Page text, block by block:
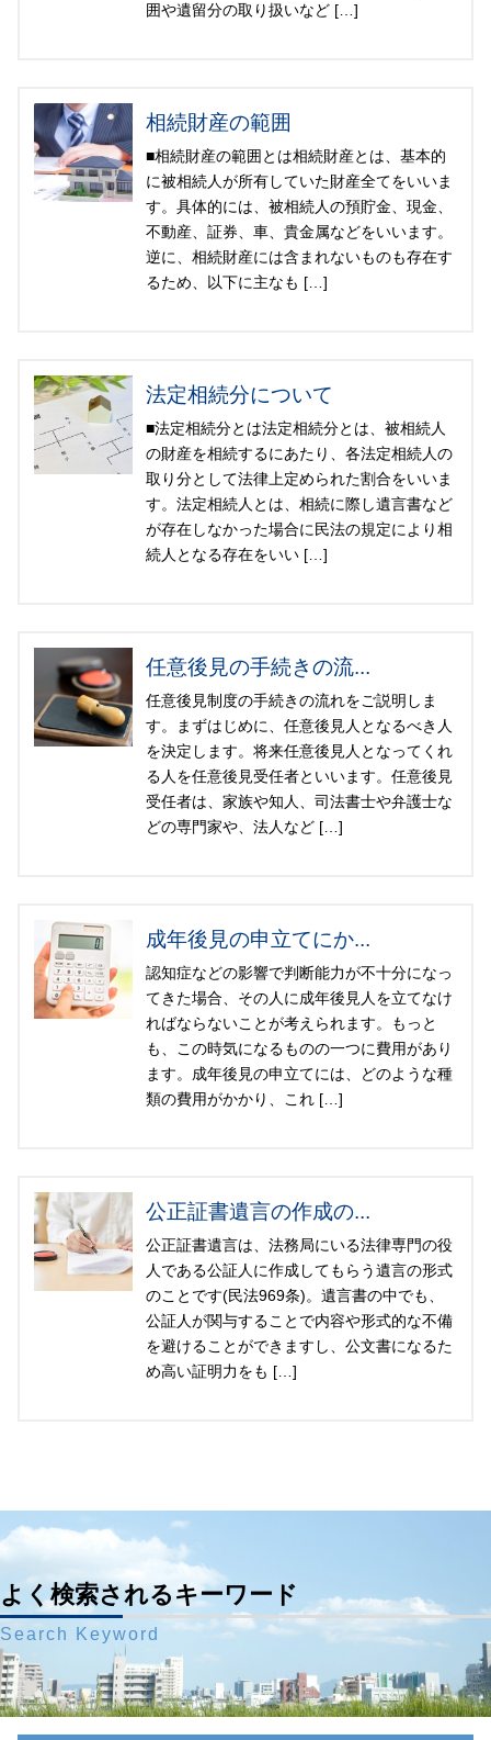
囲や遺留分の取り扱いなど […]
相続財産の範囲
■相続財産の範囲とは相続財産とは、基本的
に被相続人が所有していた財産全てをいいま
す。具体的には、被相続人の預貯金、現金、
不動産、証券、車、貴金属などをいいます。
逆に、相続財産には含まれないものも存在す
るため、以下に主なも […]
法定相続分について
■法定相続分とは法定相続分とは、被相続人
の財産を相続するにあたり、各法定相続人の
取り分として法律上定められた割合をいいま
す。法定相続人とは、相続に際し遺言書など
が存在しなかった場合に民法の規定により相
続人となる存在をいい […]
任意後見の手続きの流...
任意後見制度の手続きの流れをご説明しま
す。まずはじめに、任意後見人となるべき人
を決定します。将来任意後見人となってくれ
る人を任意後見受任者といいます。任意後見
受任者は、家族や知人、司法書士や弁護士な
どの専門家や、法人など […]
成年後見の申立てにか...
認知症などの影響で判断能力が不十分になっ
てきた場合、その人に成年後見人を立てなけ
ればならないことが考えられます。もっと
も、この時気になるものの一つに費用があり
ます。成年後見の申立てには、どのような種
類の費用がかかり、これ […]
公正証書遺言の作成の...
公正証書遺言は、法務局にいる法律専門の役
人である公証人に作成してもらう遺言の形式
のことです(民法969条)。遺言書の中でも、
公証人が関与することで内容や形式的な不備
を避けることができますし、公文書になるた
め高い証明力をも […]
よく検索されるキーワード
Search Keyword